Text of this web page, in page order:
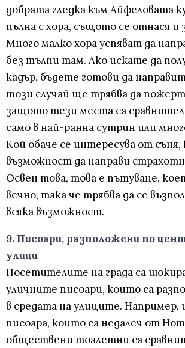
добрата гледка към Айфеловата
пълна с хора, същото се отнася и
Много малко хора успяват да
без тълпи там. Ако искате да
кадър, бъдете готови да
този случай ще трябва да
защото тези места са
само в най-ранна сутрин или
Кой обаче се интересува от
възможност да направи
Освен това, това е пътуване,
вечно, така че трябва да се
всяка възможност.
9. Писоари, разположени по
улици
Посетителите на града са
уличните писоари, които са
в средата на улиците. Например,
писоара, които са недалеч от
обществени тоалетни са